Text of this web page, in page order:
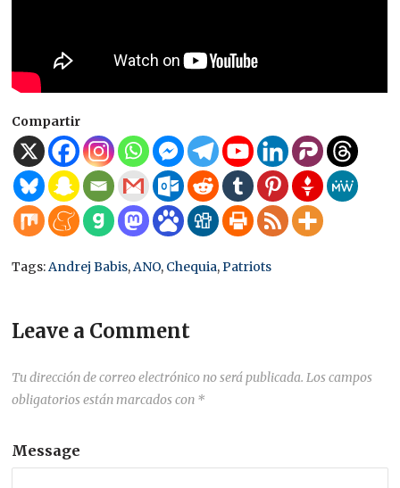
Compartir
Tags:Andrej Babis,ANO, Chequia,Patriots
Leave a Comment
Tu dirección de correo electrónico no será publicada. Los campos
obligatorios están marcados con *
Message